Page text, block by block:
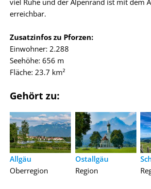
erreichbar.
Zusatzinfos zu Pforzen:
Einwohner: 2.288
Seehöhe: 656 m
Fläche: 23.7 km²
Gehört zu:
Allgäu
Oberregion
Ostallgäu
Region